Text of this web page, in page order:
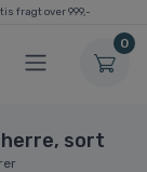
fragt over 999,-
0
herre, sort